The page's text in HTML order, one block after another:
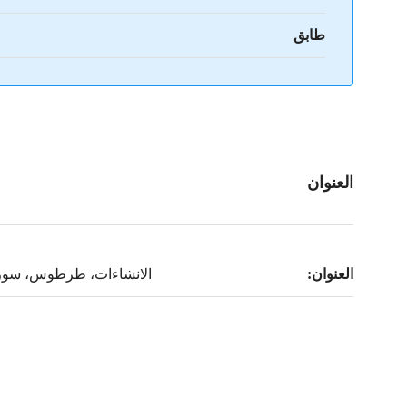
طابق
العنوان
العنوان: الانشاءات، طرطوس،